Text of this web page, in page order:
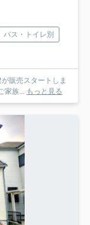
バス・トイレ別
販売スタートしま
家族...
もっと見る